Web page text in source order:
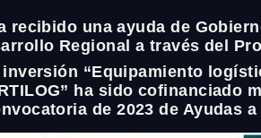
recibido una ayuda de
Regional a través del
“Equipamiento
ha sido cofinanciado
de 2023 de Ayudas